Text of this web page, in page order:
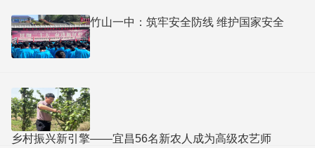
竹山一中：筑牢安全防线 维护国家安全
乡村振兴新引擎——宜昌56名新农人成为高级农艺师